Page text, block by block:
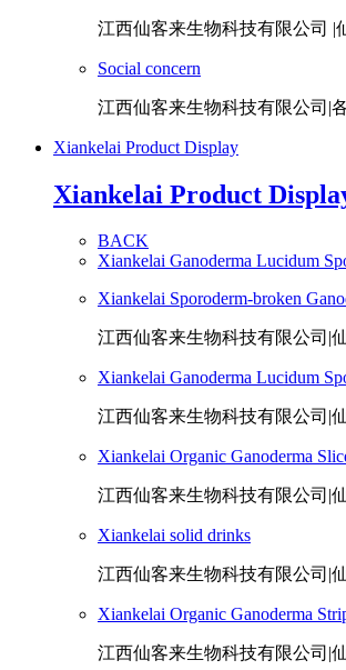
江西仙客来生物科技有限公司 |
Social concern
江西仙客来生物科技有限公司|
Xiankelai Product Display
Xiankelai Product
BACK
Xiankelai Ganoderma Lucidum
Xiankelai Sporoderm-broken
江西仙客来生物科技有限公司|
Xiankelai Ganoderma Lucidum
江西仙客来生物科技有限公司|
Xiankelai Organic Ganoderma
江西仙客来生物科技有限公司|
Xiankelai solid drinks
江西仙客来生物科技有限公司|
Xiankelai Organic Ganoderma
江西仙客来生物科技有限公司|